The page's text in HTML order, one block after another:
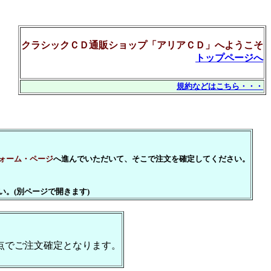
クラシックＣＤ通販ショップ「アリアＣＤ」へようこそ
トップページへ
規約などはこちら・・・
ーム・ページへ進んでいただいて、そこで注文を確定してください。
。(別ページで開きます)
ご注文確定となります。